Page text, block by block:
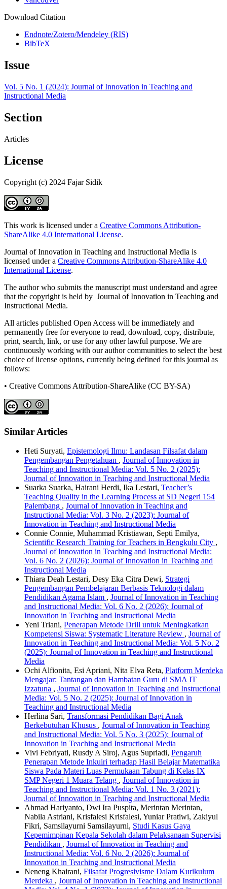
Download Citation
Endnote/Zotero/Mendeley (RIS)
BibTeX
Issue
Vol. 5 No. 1 (2024): Journal of Innovation in Teaching and
Instructional Media
Section
Articles
License
Copyright (c) 2024 Fajar Sidik
This work is licensed under a Creative Commons Attribution-
ShareAlike 4.0 International License.
Journal of Innovation in Teaching and Instructional Media is
licensed under a Creative Commons Attribution-ShareAlike 4.0
International License.
The author who submits the manuscript must understand and agree
that the copyright is held by Journal of Innovation in Teaching and
Instructional Media.
All articles published Open Access will be immediately and
permanently free for everyone to read, download, copy, distribute,
print, search, link, or use for any other lawful purpose. We are
continuously working with our author communities to select the best
choice of license options, currently being defined for this journal as
follows:
• Creative Commons Attribution-ShareAlike (CC BY-SA)
Similar Articles
Heti Suryati, Epistemologi Ilmu: Landasan Filsafat dalam
Pengembangan Pengetahuan , Journal of Innovation in
Teaching and Instructional Media: Vol. 5 No. 2 (2025):
Journal of Innovation in Teaching and Instructional Media
Suarka Suarka, Hairani Herdi, Ika Lestari, Teacher’s
Teaching Quality in the Learning Process at SD Negeri 154
Palembang , Journal of Innovation in Teaching and
Instructional Media: Vol. 3 No. 2 (2023): Journal of
Innovation in Teaching and Instructional Media
Connie Connie, Muhammad Kristiawan, Septi Emilya,
Scientific Research Training for Teachers in Bengkulu City ,
Journal of Innovation in Teaching and Instructional Media:
Vol. 6 No. 2 (2026): Journal of Innovation in Teaching and
Instructional Media
Thiara Deah Lestari, Desy Eka Citra Dewi, Strategi
Pengembangan Pembelajaran Berbasis Teknologi dalam
Pendidikan Agama Islam , Journal of Innovation in Teaching
and Instructional Media: Vol. 6 No. 2 (2026): Journal of
Innovation in Teaching and Instructional Media
Yeni Triani, Penerapan Metode Drill untuk Meningkatkan
Kompetensi Siswa: Systematic Literature Review , Journal of
Innovation in Teaching and Instructional Media: Vol. 5 No. 2
(2025): Journal of Innovation in Teaching and Instructional
Media
Ochi Alfionita, Esi Apriani, Nita Elva Reta, Platform Merdeka
Mengajar: Tantangan dan Hambatan Guru di SMA IT
Izzatuna , Journal of Innovation in Teaching and Instructional
Media: Vol. 5 No. 2 (2025): Journal of Innovation in
Teaching and Instructional Media
Herlina Sari, Transformasi Pendidikan Bagi Anak
Berkebutuhan Khusus , Journal of Innovation in Teaching
and Instructional Media: Vol. 5 No. 3 (2025): Journal of
Innovation in Teaching and Instructional Media
Vivi Febriyati, Rusdy A Siroj, Agus Supriadi, Pengaruh
Penerapan Metode Inkuiri terhadap Hasil Belajar Matematika
Siswa Pada Materi Luas Permukaan Tabung di Kelas IX
SMP Negeri 1 Muara Telang , Journal of Innovation in
Teaching and Instructional Media: Vol. 1 No. 3 (2021):
Journal of Innovation in Teaching and Instructional Media
Ahmad Hariyanto, Dwi Ira Puspita, Merintan Merintan,
Nabila Astriani, Krisfalesi Krisfalesi, Yuniar Pratiwi, Zakiyul
Fikri, Samsilayurni Samsilayurni, Studi Kasus Gaya
Kepemimpinan Kepala Sekolah dalam Pelaksanaan Supervisi
Pendidikan , Journal of Innovation in Teaching and
Instructional Media: Vol. 6 No. 2 (2026): Journal of
Innovation in Teaching and Instructional Media
Neneng Khairani, Filsafat Progresivisme Dalam Kurikulum
Merdeka , Journal of Innovation in Teaching and Instructional